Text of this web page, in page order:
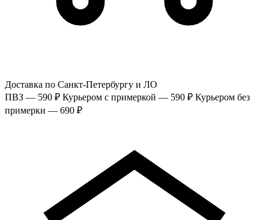
Доставка по Санкт-Петербургу и ЛО
ПВЗ — 590 ₽ Курьером с примеркой — 590 ₽ Курьером без
примерки — 690 ₽